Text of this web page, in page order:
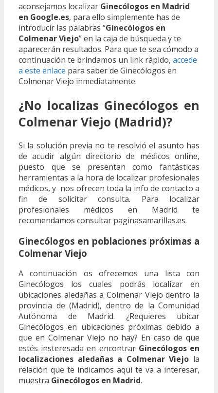
aconsejamos localizar Ginecólogos en Madrid
en Google.es, para ello simplemente has de
introducir las palabras “Ginecólogos en
Colmenar Viejo” en la caja de búsqueda y te
aparecerán resultados. Para que te sea cómodo a
continuación te brindamos un link rápido, accede
a este enlace para saber de Ginecólogos en
Colmenar Viejo inmediatamente.
¿No localizas Ginecólogos en
Colmenar Viejo (Madrid)?
Si la solución previa no te resolvió el asunto has
de acudir algún directorio de médicos online,
puesto que se presentan como fantásticas
herramientas a la hora de localizar profesionales
médicos, y nos ofrecen toda la info de contacto a
fin de solicitar consulta. Para localizar
profesionales médicos en Madrid te
recomendamos consultar paginasamarillas.es.
Ginecólogos en poblaciones próximas a
Colmenar Viejo
A continuación os ofrecemos una lista con
Ginecólogos los cuales podrás localizar en
ubicaciones aledañas a Colmenar Viejo dentro la
provincia de (Madrid), dentro de la Comunidad
Autónoma de Madrid. ¿Requieres ubicar
Ginecólogos en ubicaciones próximas debido a
que en Colmenar Viejo no hay? En caso de que
estés insteresada en encontrar Ginecólogos en
localizaciones aledañas a Colmenar Viejo la
relación que te indicamos aquí te va a interesar,
muestra Ginecólogos en Madrid.